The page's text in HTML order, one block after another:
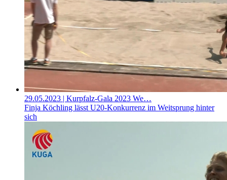
29.05.2023 | Kurpfalz-Gala 2023 We…
Finja Köchling lässt U20-Konkurrenz im Weitsprung hinter
sich